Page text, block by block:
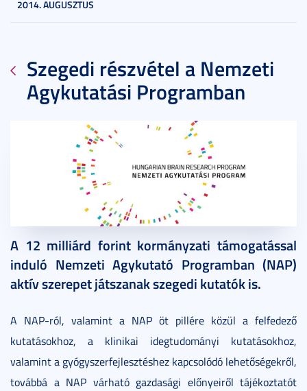
2014. AUGUSZTUS
Szegedi részvétel a Nemzeti
Agykutatási Programban
A 12 milliárd forint kormányzati támogatással
induló Nemzeti Agykutató Programban (NAP)
aktív szerepet játszanak szegedi kutatók is.
A NAP-ról, valamint a NAP öt pillére közül a felfedező
kutatásokhoz, a klinikai idegtudományi kutatásokhoz,
valamint a gyógyszerfejlesztéshez kapcsolódó lehetőségekről,
továbbá a NAP várható gazdasági előnyeiről tájékoztatót